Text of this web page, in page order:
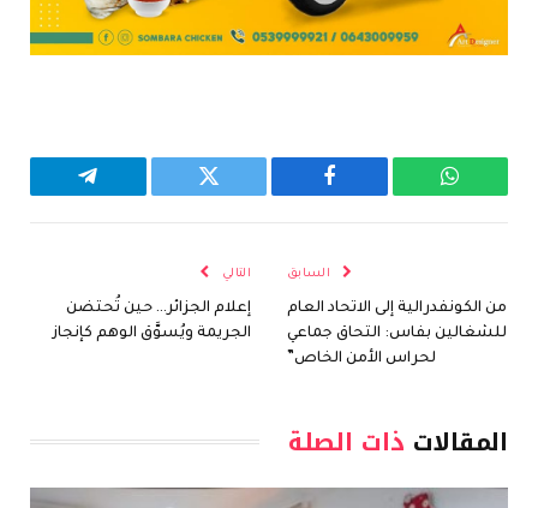
واتساب فيسبوك تويتر تيلقرام
السابق
من الكونفدرالية إلى الاتحاد العام
للشغالين بفاس: التحاق جماعي
لحراس الأمن الخاص”
التالي
إعلام الجزائر… حين تُحتضن
الجريمة ويُسوَّق الوهم كإنجاز
المقالات ذات الصلة